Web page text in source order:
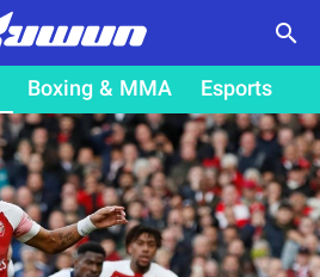
search
Boxing & MMA
Esports